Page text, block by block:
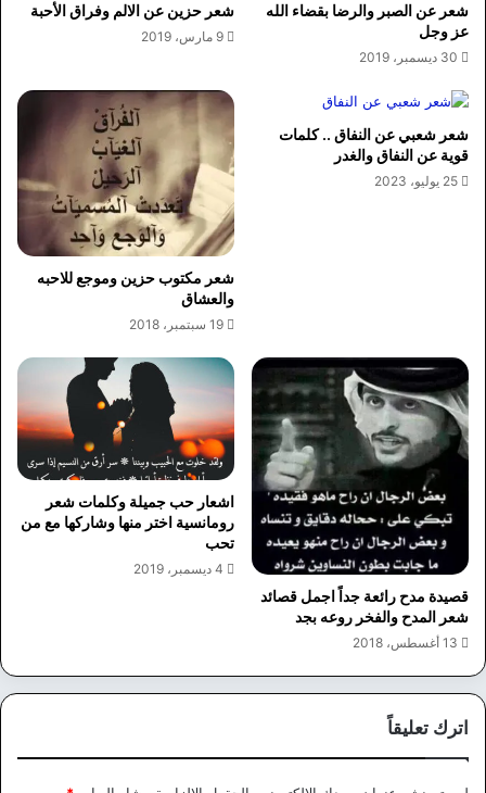
شعر عن الصبر والرضا بقضاء الله
عز وجل
30 ديسمبر، 2019
شعر حزين عن الالم وفراق الأحبة
9 مارس، 2019
شعر شعبي عن النفاق .. كلمات
قوية عن النفاق والغدر
25 يوليو، 2023
شعر مكتوب حزين وموجع للاحبه
والعشاق
19 سبتمبر، 2018
قصيدة مدح رائعة جداً اجمل قصائد
شعر المدح والفخر روعه بجد
13 أغسطس، 2018
اشعار حب جميلة وكلمات شعر
رومانسية اختر منها وشاركها مع من
تحب
4 ديسمبر، 2019
اترك تعليقاً